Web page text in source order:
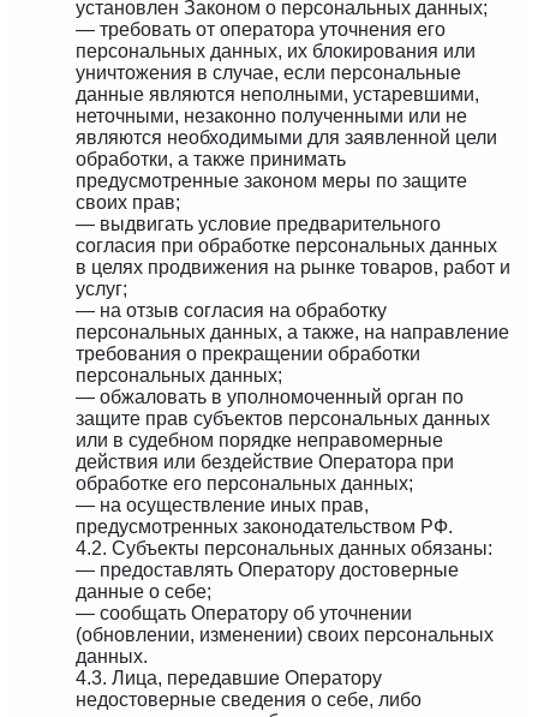
установлен Законом о персональных данных;
— требовать от оператора уточнения его
персональных данных, их блокирования или
уничтожения в случае, если персональные
данные являются неполными, устаревшими,
неточными, незаконно полученными или не
являются необходимыми для заявленной цели
обработки, а также принимать
предусмотренные законом меры по защите
своих прав;
— выдвигать условие предварительного
согласия при обработке персональных данных
в целях продвижения на рынке товаров, работ и
услуг;
— на отзыв согласия на обработку
персональных данных, а также, на направление
требования о прекращении обработки
персональных данных;
— обжаловать в уполномоченный орган по
защите прав субъектов персональных данных
или в судебном порядке неправомерные
действия или бездействие Оператора при
обработке его персональных данных;
— на осуществление иных прав,
предусмотренных законодательством РФ.
4.2. Субъекты персональных данных обязаны:
— предоставлять Оператору достоверные
данные о себе;
— сообщать Оператору об уточнении
(обновлении, изменении) своих персональных
данных.
4.3. Лица, передавшие Оператору
недостоверные сведения о себе, либо